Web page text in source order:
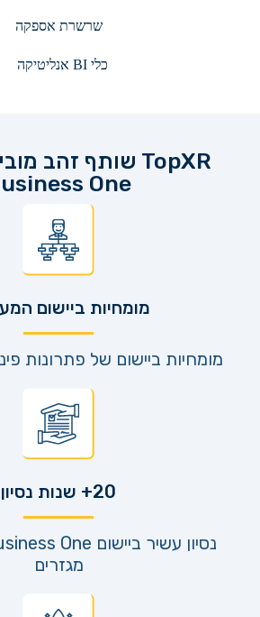
שרשרת אספקה
כלי BI אנליטיקה
One
מומחיות ביישום
מומחיות ביישום של פתרונות
20+ שנות נסיון
מגזרים